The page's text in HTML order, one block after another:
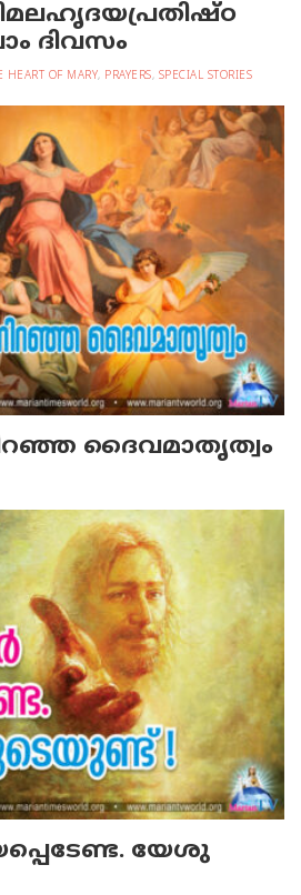
ദിവസം
HEART OF MARY, PRAYERS, SPECIAL STORIES
ദൈവമാതൃത്വം
യേശു